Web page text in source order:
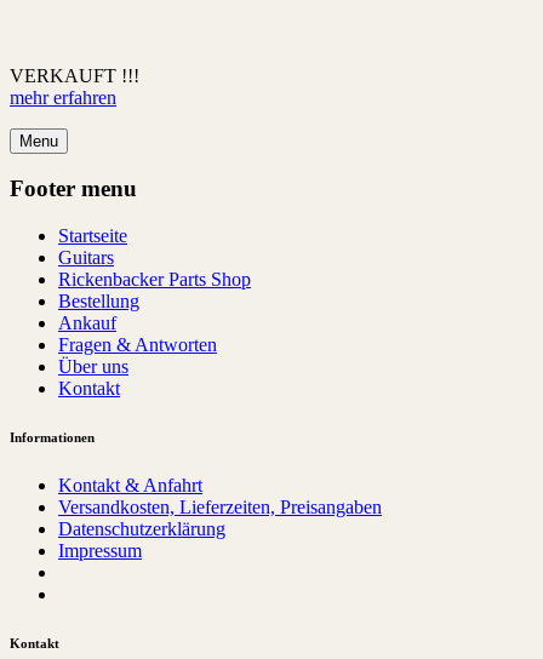
VERKAUFT !!!
mehr erfahren
Menu
Footer menu
Startseite
Guitars
Rickenbacker Parts Shop
Bestellung
Ankauf
Fragen & Antworten
Über uns
Kontakt
Informationen
Kontakt & Anfahrt
Versandkosten, Lieferzeiten, Preisangaben
Datenschutzerklärung
Impressum
Kontakt